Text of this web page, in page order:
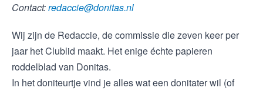
Contact:redaccie@donitas.nl
Wij zijn de Redaccie, de commissie die zeven keer per
jaar het Clublid maakt. Het enige échte papieren
roddelblad van Donitas.
In het doniteurtje vind je alles wat een donitater wil (of